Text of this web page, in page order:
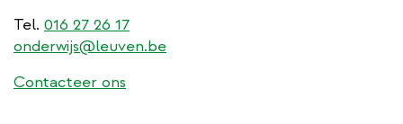
Tel. 016 27 26 17
onderwijs@leuven.be
Contacteer ons